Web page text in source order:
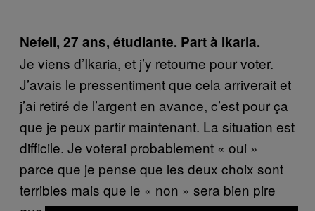
Nefeli, 27 ans, étudiante. Part à Ikaria.
Je viens d’Ikaria, et j’y retourne pour voter.
J’avais le pressentiment que cela arriverait et
j’ai retiré de l’argent en avance, c’est pour ça
que je peux partir maintenant. La situation est
difficile. Je voterai probablement « oui »
parce que je pense que les deux choix sont
terribles mais que le « non » sera bien pire